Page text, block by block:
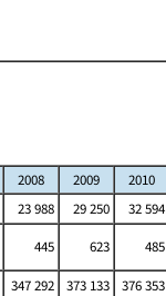
2008 2009 2010
23 988 29 250 32 594
445 623 485
347 292 373 133 376 353